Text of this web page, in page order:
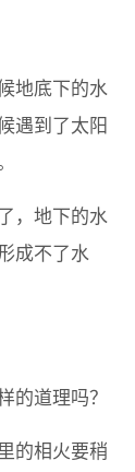
地底下的水
遇到了太阳
，地下的水
成不了水
的道理吗？
的相火要稍